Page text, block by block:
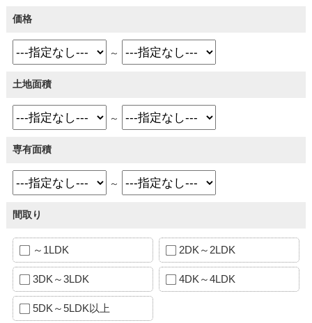
価格
～
土地面積
～
専有面積
～
間取り
～1LDK 2DK～2LDK
3DK～3LDK 4DK～4LDK
5DK～5LDK以上